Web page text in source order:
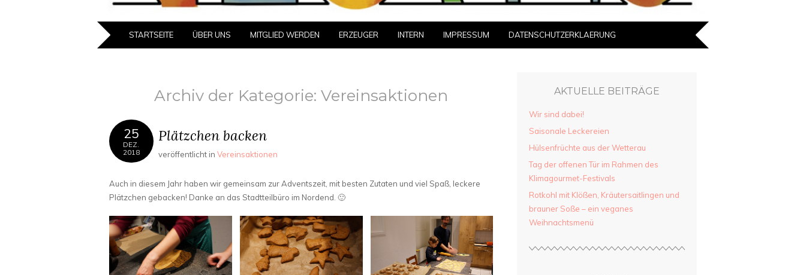
ZUM
STARTSEITE ÜBER UNS MITGLIED WERDEN ERZEUGER INTERN IMPRESSUM DATENSCHUTZERKLAERUNG
Archiv der Kategorie:Vereinsaktionen
25
DEZ.
2018
Plätzchen backen
veröffentlicht in Vereinsaktionen
Auch in diesem Jahr haben wir gemeinsam zur Adventszeit, mit besten Zutaten und viel Spaß, leckere
Plätzchen gebacken! Danke an das Stadtteilbüro im Nordend. 🙂
AKTUELLE BEITRÄGE
Wir sind dabei!
Saisonale Leckereien
Hülsenfrüchte aus der Wetterau
Tag der offenen Tür im Rahmen des
Klimagourmet-Festivals
Rotkohl mit Klößen, Kräutersaitlingen und
brauner Soße – ein veganes
Weihnachtsmenü